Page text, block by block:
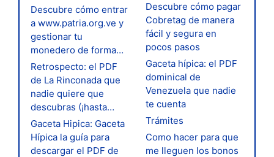
Descubre cómo entrar
a www.patria.org.ve y
gestionar tu
monedero de forma…
Retrospecto: el PDF
de La Rinconada que
nadie quiere que
descubras (¡hasta…
Gaceta Hipica: Gaceta
Hípica la guía para
descargar el PDF de
Descubre cómo pagar
Cobretag de manera
fácil y segura en
pocos pasos
Gaceta hípica: el PDF
dominical de
Venezuela que nadie
te cuenta
Trámites
Como hacer para que
me lleguen los bonos